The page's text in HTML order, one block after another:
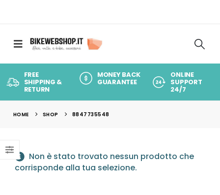
FREE
SHIPPING &
RETURN
MONEY BACK
GUARANTEE
ONLINE
SUPPORT
24/7
HOME SHOP 8847735548
Non è stato trovato nessun prodotto che
corrisponde alla tua selezione.